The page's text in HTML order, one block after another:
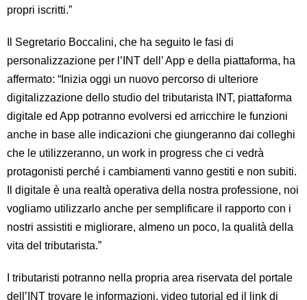
propri iscritti.”
Il Segretario Boccalini, che ha seguito le fasi di
personalizzazione per l’INT dell’ App e della piattaforma, ha
affermato: “Inizia oggi un nuovo percorso di ulteriore
digitalizzazione dello studio del tributarista INT, piattaforma
digitale ed App potranno evolversi ed arricchire le funzioni
anche in base alle indicazioni che giungeranno dai colleghi
che le utilizzeranno, un work in progress che ci vedrà
protagonisti perché i cambiamenti vanno gestiti e non subiti.
Il digitale è una realtà operativa della nostra professione, noi
vogliamo utilizzarlo anche per semplificare il rapporto con i
nostri assistiti e migliorare, almeno un poco, la qualità della
vita del tributarista.”
I tributaristi potranno nella propria area riservata del portale
dell’INT trovare le informazioni, video tutorial ed il link di